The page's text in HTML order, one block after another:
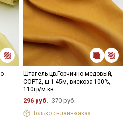
расправленном состоянии
(с изнанки).
от оригинального цвета
вашего монитора и в
Штапель цв.Горчично-медовый,
СОРТ2, ш.1.45м, вискоза-100%,
110гр/м.кв
296 руб. 370 руб.
Только онлайн-заказ